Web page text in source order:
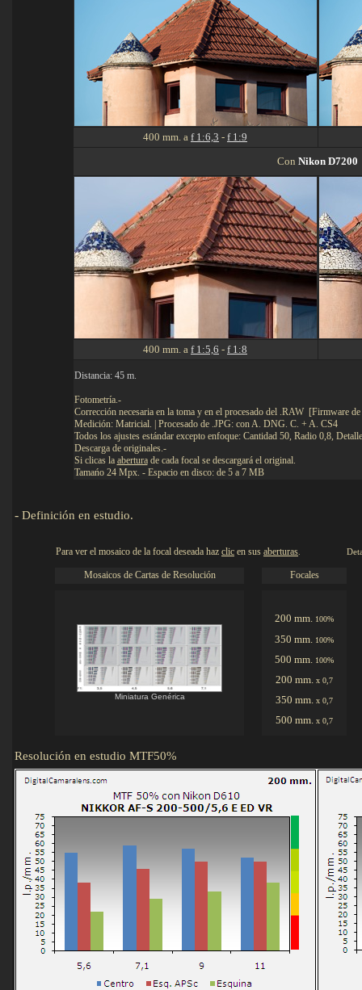
400 mm. a f 1:6,3 - f 1:9
Con Nikon D7200
400 mm. a f 1:5,6 - f 1:8
Distancia: 45 m.
Fotometría.-
Corrección necesaria en la toma y en el procesado del .RAW [Firmware
Medición: Matricial. | Procesado de .JPG: con A. DNG. C. + A. CS4
Todos los ajustes estándar excepto enfoque: Cantidad 50, Radio 0,8,
Descarga de originales.-
Si clicas la aberturade cada focal se descargará el original.
Tamańo 24 Mpx. - Espacio en disco: de 5 a 7 MB
- Definición en estudio.
Para ver el mosaico de la focal deseada haz clic en sus aberturas
Mosaicos de Cartas de Resolución Focales
Miniatura Genérica
200 mm. 100%
350 mm. 100%
500 mm. 100%
200 mm. x 0,7
350 mm. x 0,7
500 mm. x 0,7
Resolución en estudio MTF50%